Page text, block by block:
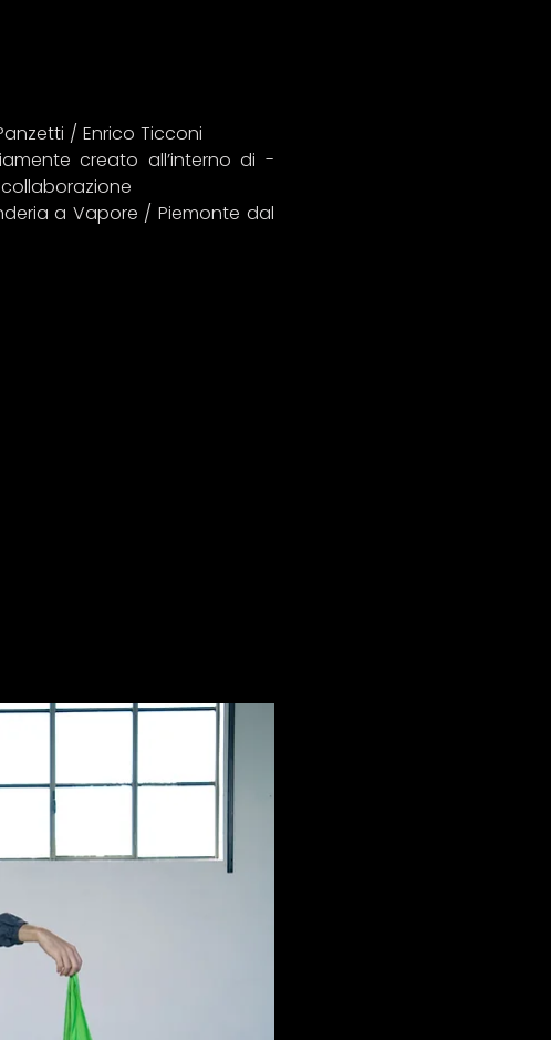
/ Enrico Ticconi
creato all’interno di -
a Vapore / Piemonte dal